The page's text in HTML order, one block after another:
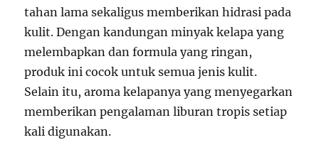
tahan lama sekaligus memberikan hidrasi pada
kulit. Dengan kandungan minyak kelapa yang
melembapkan dan formula yang ringan,
produk ini cocok untuk semua jenis kulit.
Selain itu, aroma kelapanya yang menyegarkan
memberikan pengalaman liburan tropis setiap
kali digunakan.